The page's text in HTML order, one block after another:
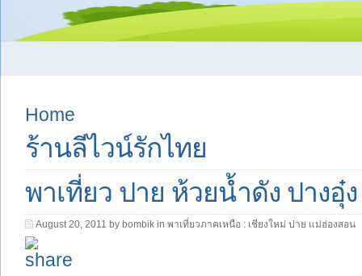
Home
ร้านลีไวน์รักไทย
พาเที่ยว ปาย ห้วยน้ำดัง ปางอุ๋
August 20, 2011 by bombik in พาเที่ยวภาคเหนือ : เชียงใหม่ ปาย แม่ฮ่องสอน